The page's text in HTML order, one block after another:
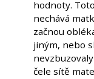
hodnoty.
nechává
začnou
jiným, nebo
čele sítě